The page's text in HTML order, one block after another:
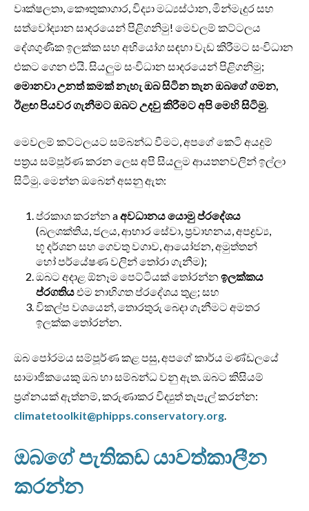
වෘක්ෂලතා, කෞතුකාගාර, විද්‍යා මධ්‍යස්ථාන, මින්මැදුර සහ
සත්වෝද්‍යාන සාදරයෙන් පිළිගනිමු! මෙවලම් කට්ටලය
දේශගුණික ඉලක්ක සහ අභියෝග සඳහා වැඩ කිරීමට සංවිධාන
එකට ගෙන එයි. සියලුම සංවිධාන සාදරයෙන් පිළිගනිමු;
මොනවා උනත් කමක් නැහැ ඔබ සිටින තැනඔබගේ ගමන,
ඊළඟ පියවර ගැනීමට ඔබට උදවු කිරීමට අපි මෙහි සිටිමු.
මෙවලම් කට්ටලයට සම්බන්ධ වීමට, අපගේ කෙටි අයදුම්
පත්‍රය සම්පූර්ණ කරන ලෙස අපි සියලුම ආයතනවලින් ඉල්ලා
සිටිමු. මෙන්න ඔබෙන් අසනු ඇත:
ප්රකාශ කරන්න aඅවධානය යොමු ප්රදේශය
(බලශක්තිය, ජලය, ආහාර සේවා, ප්‍රවාහනය, අපද්‍රව්‍ය,
භූ දර්ශන සහ ගෙවතු වගාව, ආයෝජන, අමුත්තන්
හෝ පර්යේෂණ වලින් තෝරා ගැනීම);
ඔබට අදාළ ඕනෑම පෙට්ටියක් තෝරන්න ඉලක්කය
ප්රගතියඑම නාභිගත ප්රදේශය තුළ; සහ
විකල්ප වශයෙන්, තොරතුරු බෙදා ගැනීමට අමතර
ඉලක්ක තෝරන්න.
ඔබ පෝරමය සම්පූර්ණ කළ පසු, අපගේ කාර්ය මණ්ඩලයේ
සාමාජිකයෙකු ඔබ හා සම්බන්ධ වනු ඇත. ඔබට කිසියම්
ප්‍රශ්නයක් ඇත්නම්, කරුණාකර විද්‍යුත් තැපැල් කරන්න:
climatetoolkit@phipps.conservatory.org
ඔබගේ පැතිකඩ යාවත්කාලීන
කරන්න